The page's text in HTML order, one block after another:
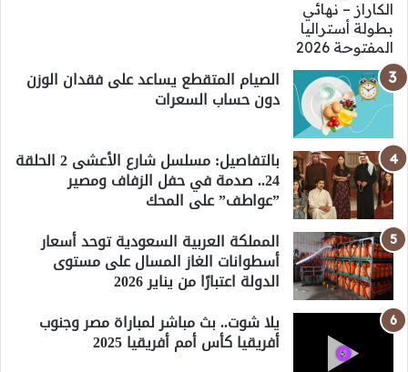
الصيام المتقطع يساعد على فقدان الوزن
دون حساب السعرات
بالتفاصيل: مسلسل شارع الأعشى 2 الحلقة
24.. صدمة في حفل الزفاف ومصير
”عواطف” على المحك
المملكة العربية السعودية توحد أسعار
أسطوانات الغاز المسال على مستوى
الدولة اعتبارًا من يناير 2026
يلا شوت.. بث مباشر لمباراة مصر وجنوب
أفريقيا كأس أمم أفريقيا 2025